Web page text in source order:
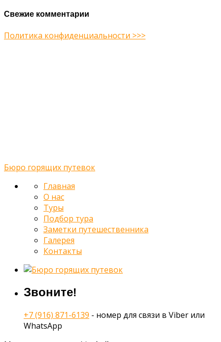
Свежие комментарии
Политика конфиденциальности >>>
Бюро горящих путевок
Главная
О нас
Туры
Подбор тура
Заметки путешественника
Галерея
Контакты
Звоните!
+7 (916) 871-6139 - номер для связи в Viber или
WhatsApp